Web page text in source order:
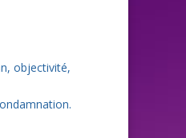
objectivité,